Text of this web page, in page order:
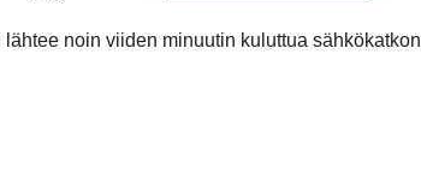
noin viiden minuutin kuluttua sähkökatkon